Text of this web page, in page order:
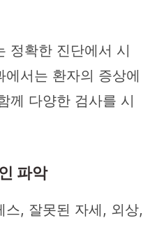
정확한 진단에서 시
서는 환자의 증상에
께 다양한 검사를 시
파악
스, 잘못된 자세, 외상,